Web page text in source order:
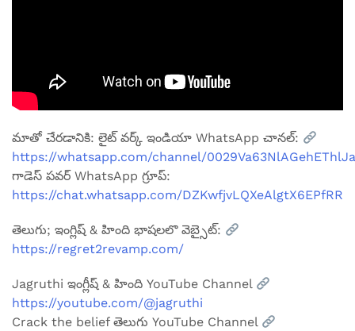
మాతో చేరడానికి: లైట్ వర్క్ ఇండియా WhatsApp చానల్:
https://whatsapp.com/channel/
గాడెస్ పవర్ WhatsApp గ్రూప్:
https://chat.whatsapp.com/DZKwfjvLQXeAlgtX6EPfRR
తెలుగు; ఇంగ్లిష్ & హింది భాషలలొ వెబ్సైట్:
https://regret2revamp.com/
Jagruthi ఇంగ్లీష్ & హింది YouTube Channel
https://youtube.com/@jagruthi
Crack the belief తెలుగు YouTube Channel